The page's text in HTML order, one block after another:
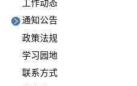
工作动态
通知公告
政策法规
学习园地
联系方式